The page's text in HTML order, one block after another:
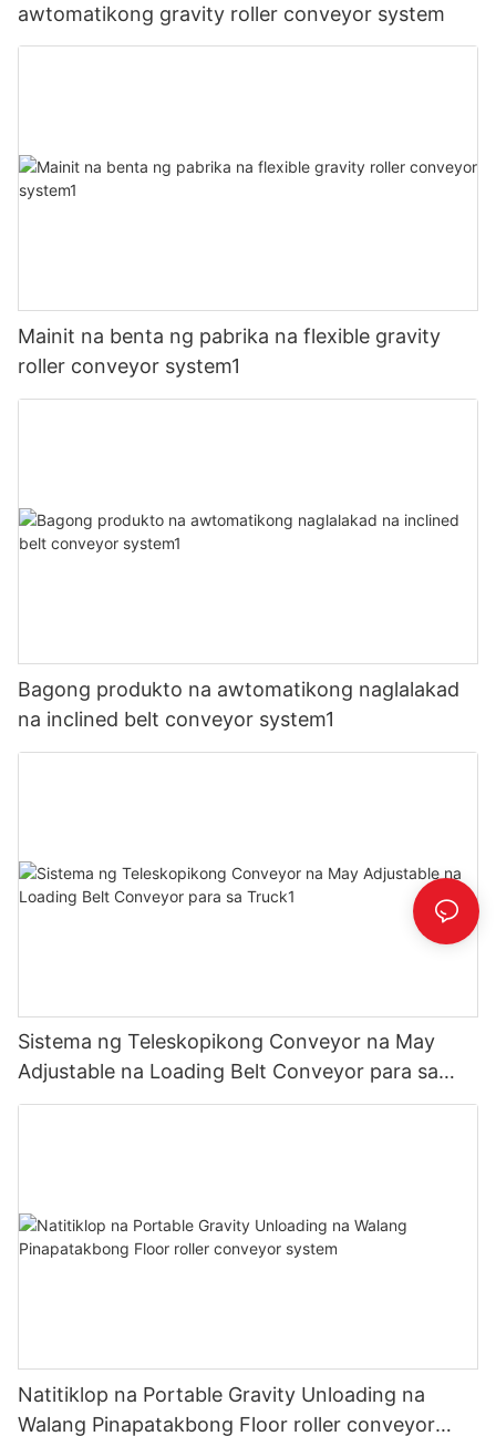
awtomatikong gravity roller conveyor system
Mainit na benta ng pabrika na flexible gravity
roller conveyor system1
Bagong produkto na awtomatikong naglalakad
na inclined belt conveyor system1
Sistema ng Teleskopikong Conveyor na May
Adjustable na Loading Belt Conveyor para sa
Truck1
Natitiklop na Portable Gravity Unloading na
Walang Pinapatakbong Floor roller conveyor